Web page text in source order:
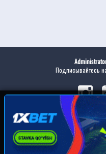
Подписывайтесь
Скачайте